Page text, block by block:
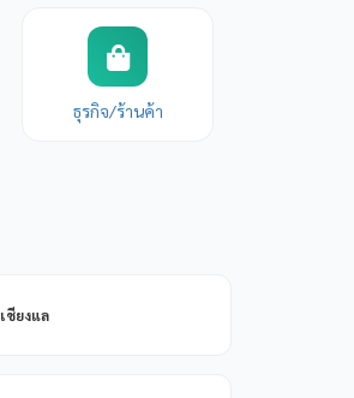
ธุรกิจ/ร้านค้า
เชียงแล